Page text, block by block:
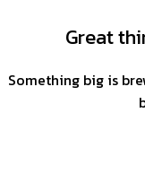
Great
Something big is